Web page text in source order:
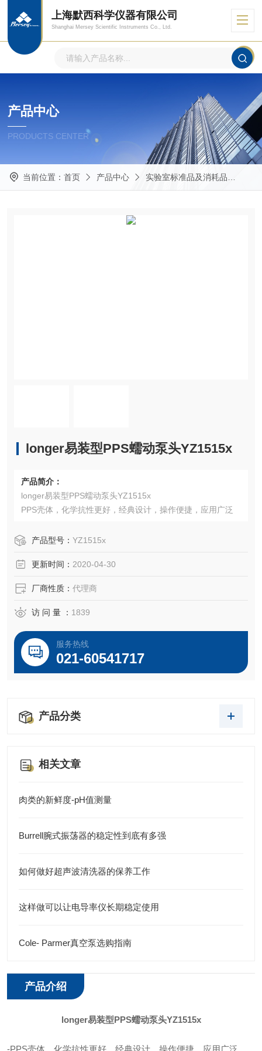
上海默西科学仪器有限公司
Shanghai Mersey Scientific Instruments Co., Ltd.
产品中心
PRODUCTS CENTER
当前位置： 首页 产品中心 实验室标准品及消耗品
longer易装型PPS蠕动泵头YZ1515x
产品简介：
longer易装型PPS蠕动泵头YZ1515x
PPS壳体，化学抗性更好，经典设计，操作便捷，应用广泛
产品型号： YZ1515x
更新时间： 2020-04-30
厂商性质： 代理商
访 问 量 ： 1839
服务热线
021-60541717
产品分类
相关文章
肉类的新鲜度-pH值测量
Burrell腕式振荡器的稳定性到底有多强
如何做好超声波清洗器的保养工作
这样做可以让电导率仪长期稳定使用
Cole- Parmer真空泵选购指南
产品介绍
longer易装型PPS蠕动泵头YZ1515x
-PPS壳体，化学抗性更好，经典设计，操作便捷，应用广泛